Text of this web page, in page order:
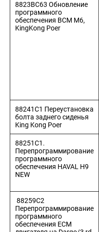
КОНТАКТЫ
8823BC63 Обновление
программного
обеспечения BCM M6,
KingKong Poer
88241C1 Переустановка
болта заднего сиденья
King Kong Poer
88251C1.
Перепрограммирование
программного
обеспечения HAVAL H9
NEW
88259С2
Перепрограммирование
программного
обеспечения ЕСМ